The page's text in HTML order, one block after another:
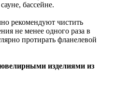
бассейне.
рекомендуют чистить
не менее одного раза в
протирать фланелевой
изделиями из